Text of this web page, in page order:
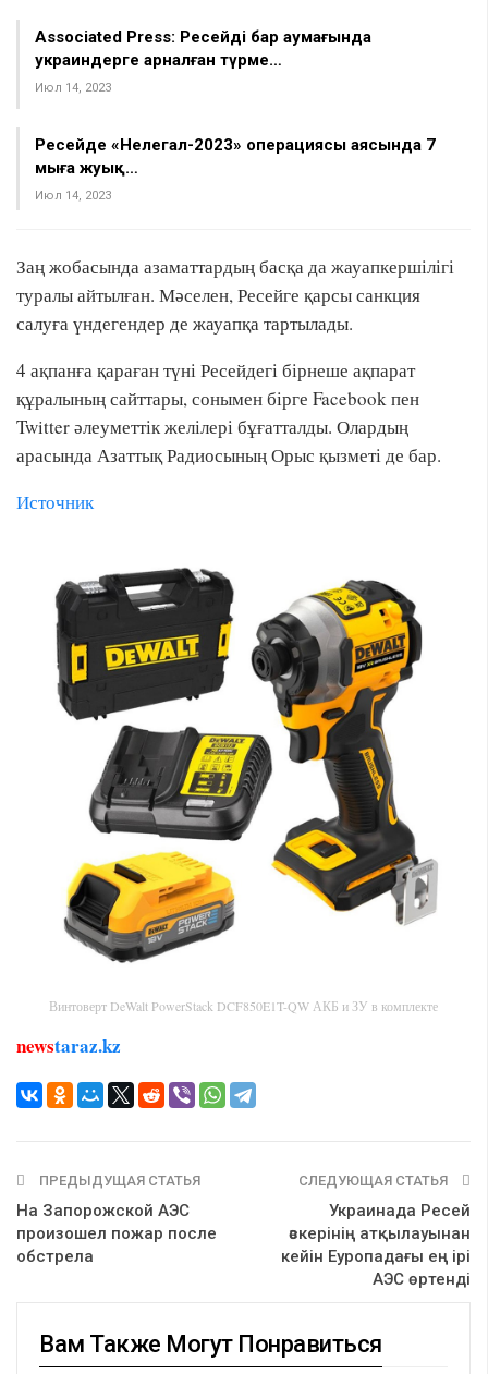
Associated Press: Ресейдің бар аумағында
украиндерге арналған түрме…
Июл 14, 2023
Ресейде «Нелегал-2023» операциясы аясында 7
мыңға жуық…
Июл 14, 2023
Заң жобасында азаматтардың басқа да жауапкершілігі
туралы айтылған. Мәселен, Ресейге қарсы санкция
салуға үндегендер де жауапқа тартылады.
4 ақпанға қараған түні Ресейдегі бірнеше ақпарат
құралының сайттары, сонымен бірге Facebook пен
Twitter әлеуметтік желілері бұғатталды. Олардың
арасында Азаттық Радиосының Орыс қызметі де бар.
Источник
Винтоверт DeWalt PowerStack DCF850E1T-QW АКБ и ЗУ в комплекте
newstaraz.kz
ПРЕДЫДУЩАЯ СТАТЬЯ
На Запорожской АЭС
произошел пожар после
обстрела
СЛЕДУЮЩАЯ СТАТЬЯ
Украинада Ресей
әскерінің атқылауынан
кейін Еуропадағы ең ірі
АЭС өртенді
Вам Также Могут Понравиться